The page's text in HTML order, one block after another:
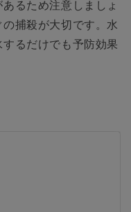
るため注意しましょ
捕殺が大切です。水
るだけでも予防効果